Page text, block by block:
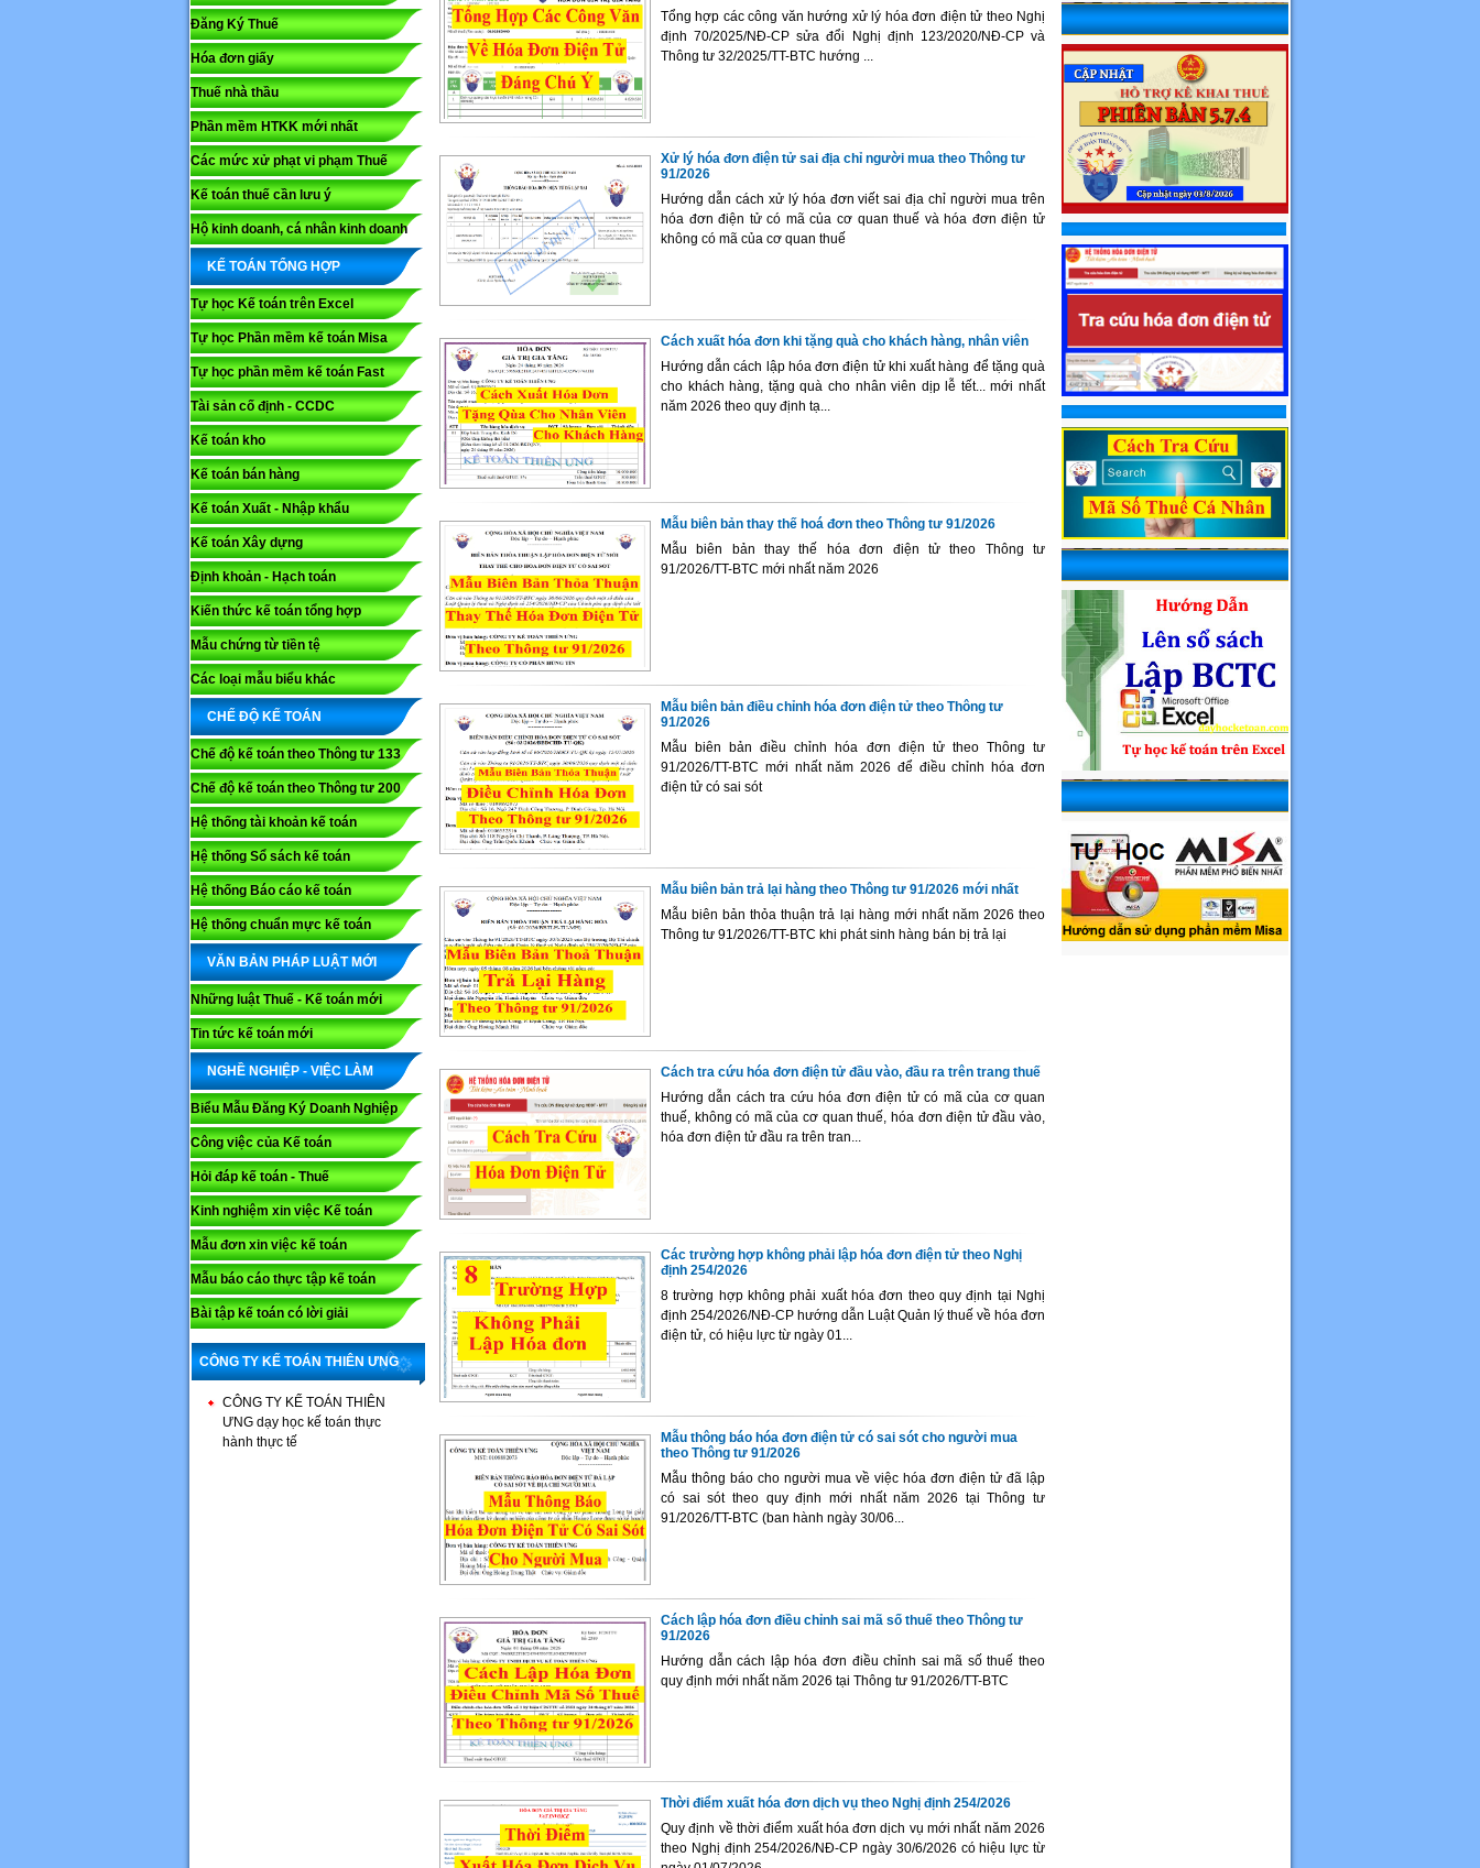
Đăng Ký Thuế
Hóa đơn giấy
Thuế nhà thầu
Phần mềm HTKK mới nhất
Các mức xử phạt vi phạm Thuế
Kế toán thuế cần lưu ý
Hộ kinh doanh, cá nhân kinh doanh
KẾ TOÁN TỔNG HỢP
Tự học Kế toán trên Excel
Tự học Phần mềm kế toán Misa
Tự học phần mềm kế toán Fast
Tài sản cố định - CCDC
Kế toán kho
Kế toán bán hàng
Kế toán Xuất - Nhập khẩu
Kế toán Xây dựng
Định khoản - Hạch toán
Kiến thức kế toán tổng hợp
Mẫu chứng từ tiền tệ
Các loại mẫu biểu khác
CHẾ ĐỘ KẾ TOÁN
Chế độ kế toán theo Thông tư 133
Chế độ kế toán theo Thông tư 200
Hệ thống tài khoản kế toán
Hệ thống Sổ sách kế toán
Hệ thống Báo cáo kế toán
Hệ thống chuẩn mực kế toán
VĂN BẢN PHÁP LUẬT MỚI
Những luật Thuế - Kế toán mới
Tin tức kế toán mới
NGHỀ NGHIỆP - VIỆC LÀM
Biểu Mẫu Đăng Ký Doanh Nghiệp
Công việc của Kế toán
Hỏi đáp kế toán - Thuế
Kinh nghiệm xin việc Kế toán
Mẫu đơn xin việc kế toán
Mẫu báo cáo thực tập kế toán
Bài tập kế toán có lời giải
CÔNG TY KẾ TOÁN THIÊN ƯNG
CÔNG TY KẾ TOÁN THIÊN
ƯNG dạy học kế toán thực
hành thực tế
Tổng hợp các công văn hướng xử lý hóa đơn điện tử theo Nghị
định 70/2025/NĐ-CP sửa đổi Nghị định 123/2020/NĐ-CP và
Thông tư 32/2025/TT-BTC hướng ...
Xử lý hóa đơn điện tử sai địa chỉ người mua theo Thông tư
91/2026
Hướng dẫn cách xử lý hóa đơn viết sai địa chỉ người mua trên
hóa đơn điện tử có mã của cơ quan thuế và hóa đơn điện tử
không có mã của cơ quan thuế
Cách xuất hóa đơn khi tặng quà cho khách hàng, nhân viên
Hướng dẫn cách lập hóa đơn điện tử khi xuất hàng để tặng quà
cho khách hàng, tặng quà cho nhân viên dịp lễ tết... mới nhất
năm 2026 theo quy định tạ...
Mẫu biên bản thay thế hoá đơn theo Thông tư 91/2026
Mẫu biên bản thay thế hóa đơn điện tử theo Thông tư
91/2026/TT-BTC mới nhất năm 2026
Mẫu biên bản điều chỉnh hóa đơn điện tử theo Thông tư
91/2026
Mẫu biên bản điều chỉnh hóa đơn điện tử theo Thông tư
91/2026/TT-BTC mới nhất năm 2026 để điều chỉnh hóa đơn
điện tử có sai sót
Mẫu biên bản trả lại hàng theo Thông tư 91/2026 mới nhất
Mẫu biên bản thỏa thuận trả lại hàng mới nhất năm 2026 theo
Thông tư 91/2026/TT-BTC khi phát sinh hàng bán bị trả lại
Cách tra cứu hóa đơn điện tử đầu vào, đầu ra trên trang thuế
Hướng dẫn cách tra cứu hóa đơn điện tử có mã của cơ quan
thuế, không có mã của cơ quan thuế, hóa đơn điện tử đầu vào,
hóa đơn điện tử đầu ra trên tran...
Các trường hợp không phải lập hóa đơn điện tử theo Nghị
định 254/2026
8 trường hợp không phải xuất hóa đơn theo quy định tại Nghị
định 254/2026/NĐ-CP hướng dẫn Luật Quản lý thuế về hóa đơn
điện tử, có hiệu lực từ ngày 01...
Mẫu thông báo hóa đơn điện tử có sai sót cho người mua
theo Thông tư 91/2026
Mẫu thông báo cho người mua về việc hóa đơn điện tử đã lập
có sai sót theo quy định mới nhất năm 2026 tại Thông tư
91/2026/TT-BTC (ban hành ngày 30/06...
Cách lập hóa đơn điều chỉnh sai mã số thuế theo Thông tư
91/2026
Hướng dẫn cách lập hóa đơn điều chỉnh sai mã số thuế theo
quy định mới nhất năm 2026 tại Thông tư 91/2026/TT-BTC
Thời điểm xuất hóa đơn dịch vụ theo Nghị định 254/2026
Quy định về thời điểm xuất hóa đơn dịch vụ mới nhất năm 2026
theo Nghị định 254/2026/NĐ-CP ngày 30/6/2026 có hiệu lực từ